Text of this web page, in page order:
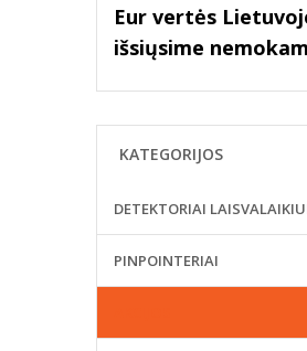
Eur vertės
išsiųsime
KATEGORIJOS
DETEKTORIAI
PINPOINTERIAI